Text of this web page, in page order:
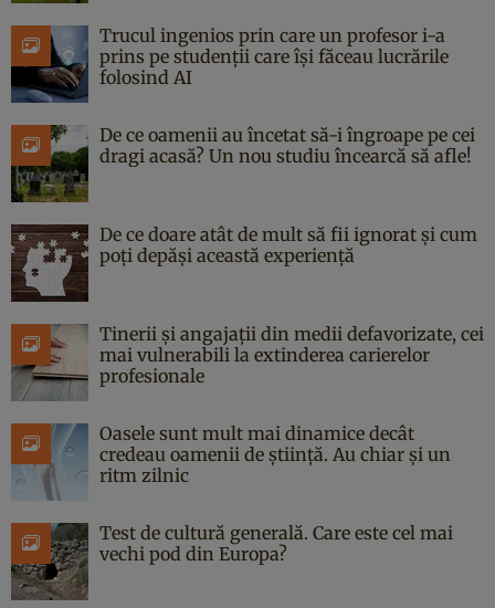
Trucul ingenios prin care un profesor i-a
prins pe studenții care își făceau lucrările
folosind AI
De ce oamenii au încetat să-i îngroape pe cei
dragi acasă? Un nou studiu încearcă să afle!
De ce doare atât de mult să fii ignorat și cum
poți depăși această experiență
Tinerii și angajații din medii defavorizate, cei
mai vulnerabili la extinderea carierelor
profesionale
Oasele sunt mult mai dinamice decât
credeau oamenii de știință. Au chiar și un
ritm zilnic
Test de cultură generală. Care este cel mai
vechi pod din Europa?